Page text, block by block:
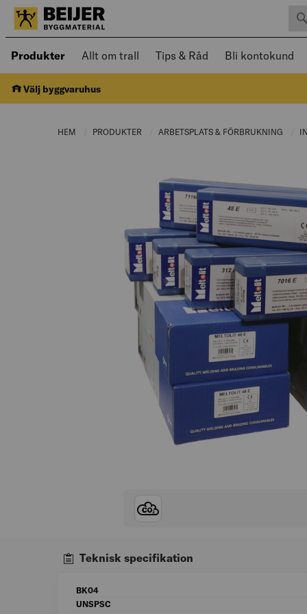
Produkter Öppnad meny kan navigeras med
Allt om trall Tips & Råd Bli kontokund
Välj byggvaruhus
HEM PRODUKTER CURRENT PAGE:
ARBETSPLATS & FÖRBRUKNING
Teknisk specifikation
BK04
UNSPSC